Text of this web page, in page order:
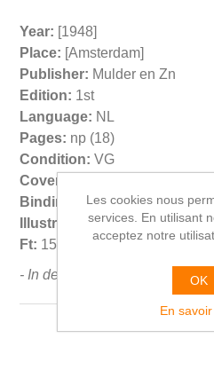
Year: [1948]
Place: [Amsterdam]
Publisher: Mulder en Zn
Edition: 1st
Language: NL
Pages: np (18)
Condition: VG
Cover condition:
Binding:
SC, geniet
Illustrated:jaaaaa
Ft: 15x19 cm. 40 gr.
- In de reeks "een verhaal van
Les cookies nous
services. En utilisant
acceptez notre
OK
En